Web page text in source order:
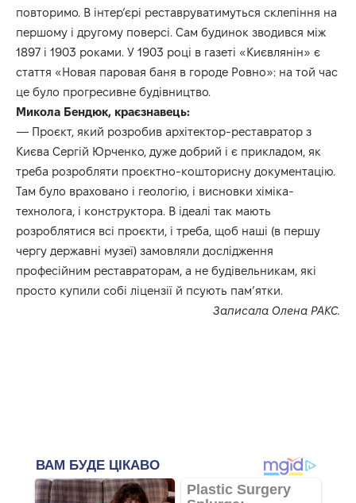
повторимо. В інтер’єрі реставруватимуться склепіння на
першому і другому поверсі. Сам будинок зводився між
1897 і 1903 роками. У 1903 році в газеті «Києвлянін» є
стаття «Новая паровая баня в городе Ровно»: на той час
це було прогресивне будівництво.
Микола Бендюк, краєзнавець:
— Проєкт, який розробив архітектор-реставратор з
Києва Сергій Юрченко, дуже добрий і є прикладом, як
треба розробляти проєктно-кошторисну документацію.
Там було враховано і геологію, і висновки хіміка-
технолога, і конструктора. В ідеалі так мають
розроблятися всі проєкти, і треба, щоб наші (в першу
чергу державні музеї) замовляли дослідження
професійним реставраторам, а не будівельникам, які
просто купили собі ліцензії й псують пам’ятки.
Записала Олена РАКС.